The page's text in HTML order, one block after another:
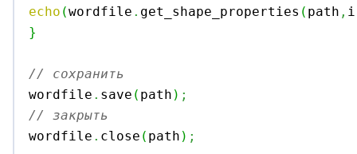
echo (wordfile . get_shape_properties ( path , i
}
// сохранить
wordfile . save ( path ) ;
// закрыть
wordfile . close ( path ) ;